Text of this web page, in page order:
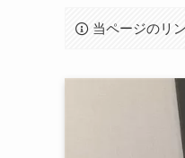
当ページのリ